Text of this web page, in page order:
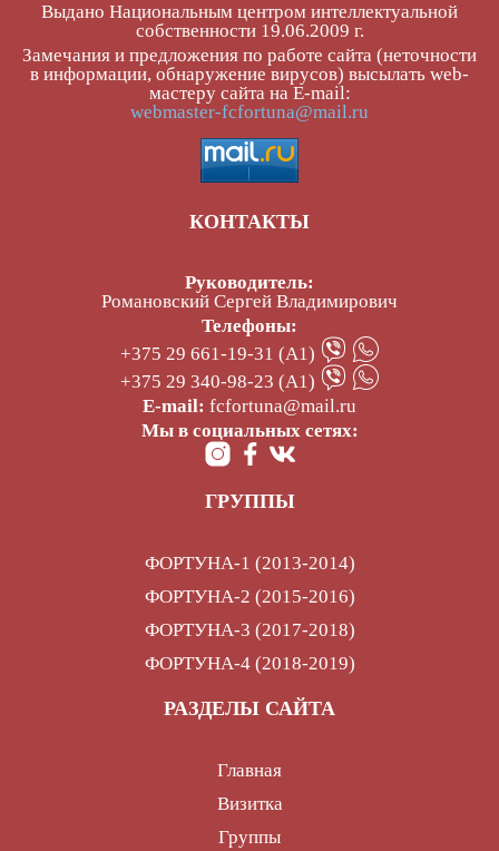
Выдано Национальным центром интеллектуальной
собственности 19.06.2009 г.
Замечания и предложения по работе сайта (неточности
в информации, обнаружение вирусов) высылать web-
мастеру сайта на E-mail:
webmaster-fcfortuna@mail.ru
КОНТАКТЫ
Руководитель:
Романовский Сергей Владимирович
Телефоны:
+375 29 661-19-31 (А1)
+375 29 340-98-23 (А1)
E-mail: fcfortuna@mail.ru
Мы в социальных сетях:
ГРУППЫ
ФОРТУНА-1 (2013-2014)
ФОРТУНА-2 (2015-2016)
ФОРТУНА-3 (2017-2018)
ФОРТУНА-4 (2018-2019)
РАЗДЕЛЫ САЙТА
Главная
Визитка
Группы